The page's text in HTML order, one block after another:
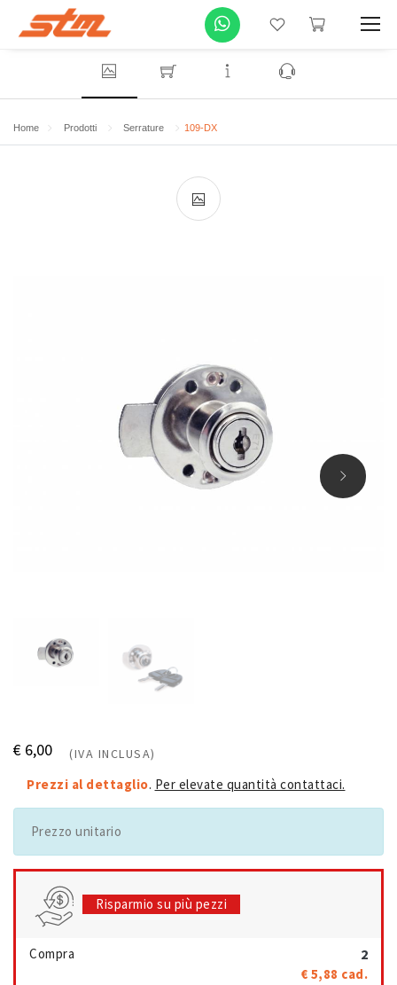
Home Prodotti Serrature 109-DX
€ 6,00 (IVA INCLUSA)
Prezzi al dettaglio. Per elevate quantità contattaci.
Prezzo unitario
Risparmio su più pezzi
Compra 2
€ 5,88 cad.